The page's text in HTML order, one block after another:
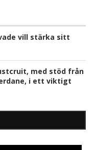
vill stärka sitt
med stöd från
i ett viktigt